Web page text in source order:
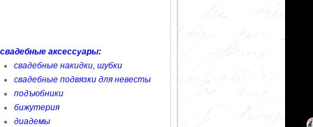
свадебные аксессуары:
свадебные накидки, шубки
свадебные подвязки для невесты
подъюбники
бижутерия
диадемы